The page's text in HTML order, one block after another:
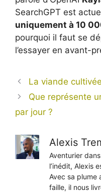
SearchGPT est
uniquement à 10
pourquoi il faut se
l’essayer en avant-
La viande
Que représente
par jour ?
Alexis
Aventurier
l’inédit, Alexis
Avec sa plume
faille, il nous